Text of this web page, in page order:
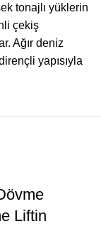
tonajlı yüklerin
çekiş
Ağır deniz
yapısıyla
Liftin